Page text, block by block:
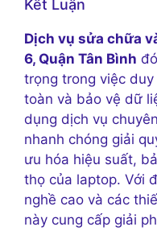
Kết Luận
Dịch vụ sửa chữa
6, Quận Tân Bình
trọng trong việc
toàn và bảo vệ dữ
dụng dịch vụ
nhanh chóng giải
ưu hóa hiệu suất,
thọ của laptop. Với
nghề cao và các
này cung cấp giải